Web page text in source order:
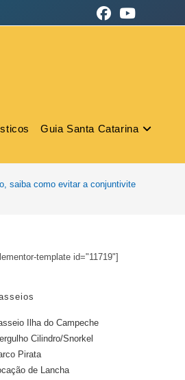
Guia Santa Catarina
saiba como evitar a conjuntivite
template id="11719"]
Ilha do Campeche
Cilindro/Snorkel
Pirata
de Lancha